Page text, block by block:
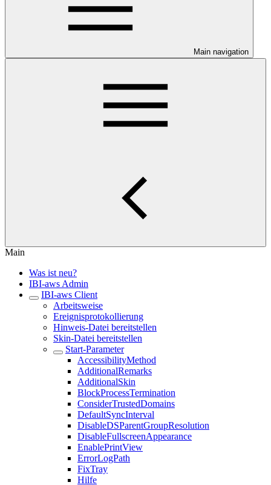
Main navigation
Main
Was ist neu?
IBI-aws Admin
IBI-aws Client
Arbeitsweise
Ereignisprotokollierung
Hinweis-Datei bereitstellen
Skin-Datei bereitstellen
Start-Parameter
AccessibilityMethod
AdditionalRemarks
AdditionalSkin
BlockProcessTermination
ConsiderTrustedDomains
DefaultSyncInterval
DisableDSParentGroupResolution
DisableFullscreenAppearance
EnablePrintView
ErrorLogPath
FixTray
Hilfe